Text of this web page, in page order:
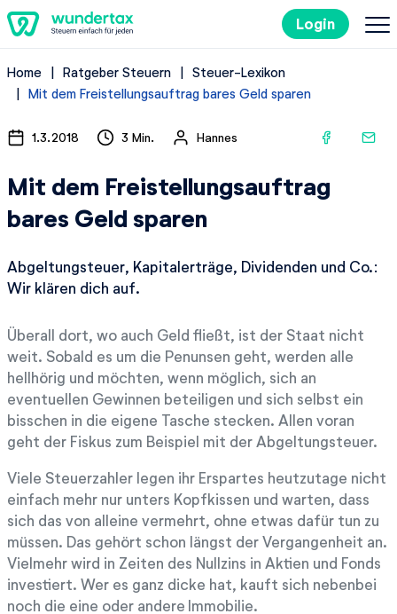
Login
So geht's
Kosten
Steuertipps
Home Ratgeber Steuern
Steuer-Lexikon
Mit dem Freistellungsauftrag bares Geld sparen
1.3.2018 3 Min. Hannes
Mit dem Freistellungsauftrag
bares Geld sparen
Abgeltungsteuer, Kapitalerträge, Dividenden und Co.:
Wir klären dich auf.
Überall dort, wo auch Geld fließt, ist der Staat nicht
weit. Sobald es um die Penunsen geht, werden alle
hellhörig und möchten, wenn möglich, sich an
eventuellen Gewinnen beteiligen und sich selbst ein
bisschen in die eigene Tasche stecken. Allen voran
geht der Fiskus zum Beispiel mit der Abgeltungsteuer.
Viele Steuerzahler legen ihr Erspartes heutzutage nicht
einfach mehr nur unters Kopfkissen und warten, dass
sich das von alleine vermehrt, ohne etwas dafür tun zu
müssen. Das gehört schon längst der Vergangenheit an.
Vielmehr wird in Zeiten des Nullzins in Aktien und Fonds
investiert. Wer es ganz dicke hat, kauft sich nebenbei
noch die eine oder andere Immobilie.